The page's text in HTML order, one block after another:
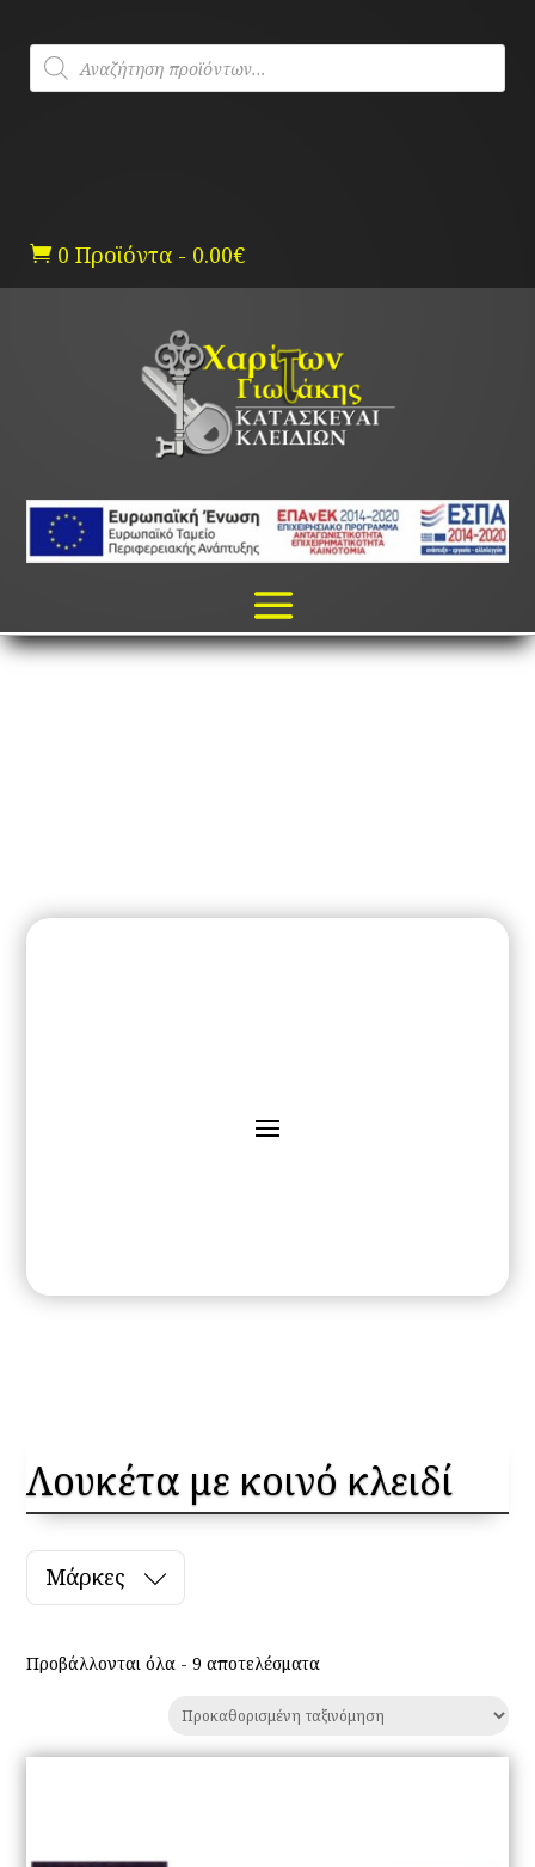
content
Products
search
 0 Προϊόντα - 0.00€
Λουκέτα με κοινό κλειδί
Μάρκες
Προβάλλονται όλα - 9 αποτελέσματα